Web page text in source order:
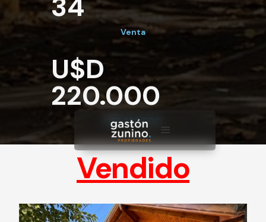
Venta
U$D
220.000
U$D 220.000
Vendido